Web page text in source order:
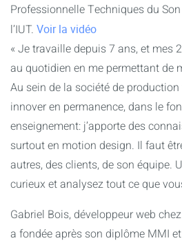
- 8 semaines de stage en 2ème
métiers en entreprise, au sein d’une
institution/collectivité/association,
d’activité
- 14 semaines de stage en 3ème
création numérique
- Alternance en 3ème année pour
expérience professionnelle
Professionnelle Techniques du
l’IUT. Voir la vidéo
« Je travaille depuis 7 ans, et mes
au quotidien en me permettant de
Au sein de la société de
innover en permanence, dans le
enseignement: j’apporte des
surtout en motion design. Il faut
autres, des clients, de son équipe.
curieux et analysez tout ce que
Gabriel Bois, développeur web
a fondée après son diplôme MMI